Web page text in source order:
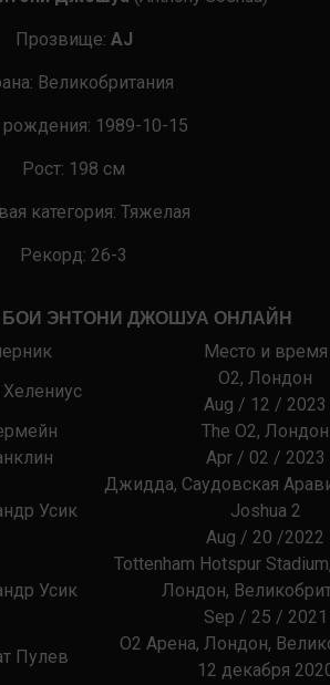
Прозвище: AJ
: Великобритания
рождения: 1989-10-15
Рост: 198 см
категория: Тяжелая
Рекорд: 26-3
ЭНТОНИ ДЖОШУА ОНЛАЙН
Место и время
Хелениус
O2, Лондон
Aug / 12 / 2023
The O2, Лондон
Apr / 02 / 2023
Усик
Джидда, Саудовская
Joshua 2
Aug / 20 /2022
Усик
Tottenham Hotspur
Лондон,
Sep / 25 / 2021
Пулев
O2 Арена, Лондон,
12 декабря